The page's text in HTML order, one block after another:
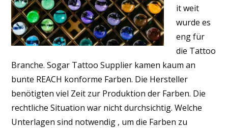
it weit
wurde es
eng für
die Tattoo
Branche. Sogar Tattoo Supplier kamen kaum an
bunte REACH konforme Farben. Die Hersteller
benötigten viel Zeit zur Produktion der Farben. Die
rechtliche Situation war nicht durchsichtig. Welche
Unterlagen sind notwendig , um die Farben zu